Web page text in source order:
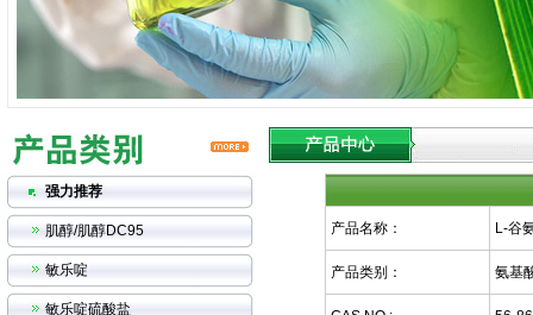
强力推荐
肌醇/肌醇DC95
敏乐啶
敏乐啶硫酸盐
产品名称： L-谷
产品类别： 氨基